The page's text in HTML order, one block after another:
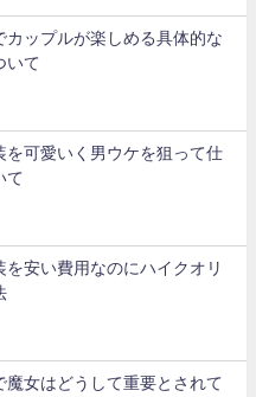
カップルが楽しめる具体的な
いて
を可愛いく男ウケを狙って仕
て
を安い費用なのにハイクオリ
魔女はどうして重要とされて